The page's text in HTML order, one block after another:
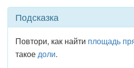
Подсказка
Повтори, как найти площадь
такоедоли.